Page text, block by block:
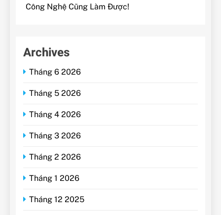
Công Nghệ Cũng Làm Được!
Archives
Tháng 6 2026
Tháng 5 2026
Tháng 4 2026
Tháng 3 2026
Tháng 2 2026
Tháng 1 2026
Tháng 12 2025